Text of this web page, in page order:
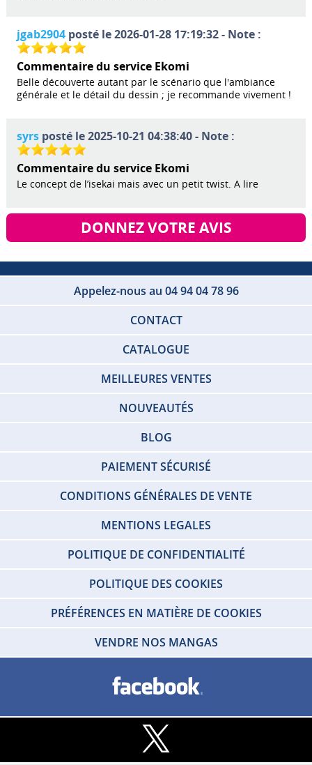
jgab2904posté le 2026-01-28 17:19:32 - Note :
Commentaire du service Ekomi
Belle découverte autant par le scénario que l'ambiance
générale et le détail du dessin ; je recommande vivement !
syrsposté le 2025-10-21 04:38:40 - Note :
Commentaire du service Ekomi
Le concept de l’isekai mais avec un petit twist. A lire
DONNEZ VOTRE AVIS
Appelez-nous au 04 94 04 78 96
CONTACT
CATALOGUE
MEILLEURES VENTES
NOUVEAUTÉS
BLOG
PAIEMENT SÉCURISÉ
CONDITIONS GÉNÉRALES DE VENTE
MENTIONS LEGALES
POLITIQUE DE CONFIDENTIALITÉ
POLITIQUE DES COOKIES
PRÉFÉRENCES EN MATIÈRE DE COOKIES
VENDRE NOS MANGAS